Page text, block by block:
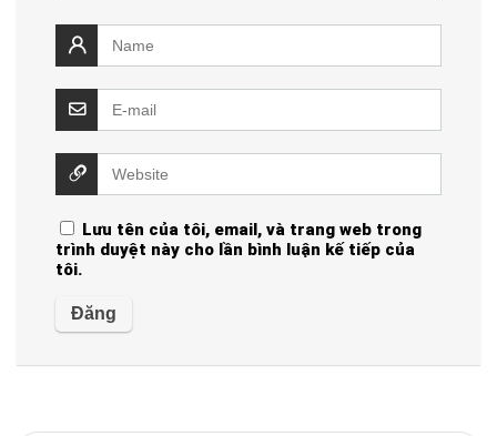
Lưu tên của tôi, email, và trang web trong
trình duyệt này cho lần bình luận kế tiếp của
tôi.